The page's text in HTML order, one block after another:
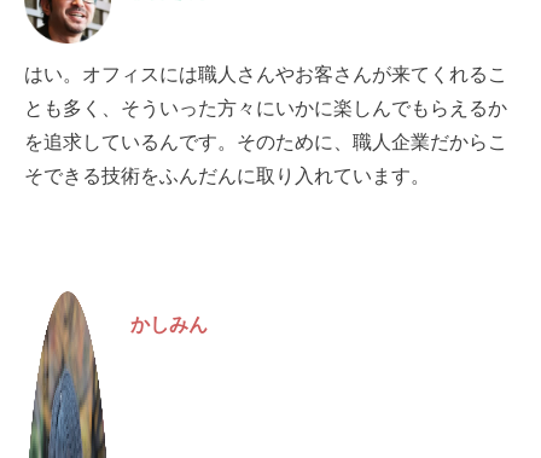
はい。オフィスには職人さんやお客さんが来てくれるこ
とも多く、そういった方々にいかに楽しんでもらえるか
を追求しているんです。そのために、職人企業だからこ
そできる技術をふんだんに取り入れています。
かしみん